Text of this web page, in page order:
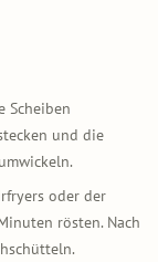
Scheiben
und die
oder der
rösten. Nach